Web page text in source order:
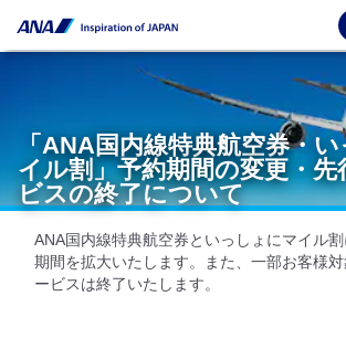
「ANA国内線特典航空券・
イル割」予約期間の変更・先
ビスの終了について
ANA国内線特典航空券といっしょにマイル
期間を拡大いたします。また、一部お客様
ービスは終了いたします。